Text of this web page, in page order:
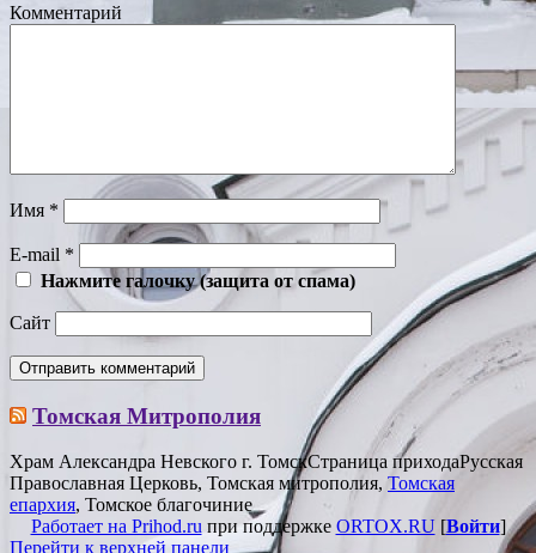
Комментарий
Имя *
E-mail *
Нажмите галочку (защита от спама)
Сайт
Томская Митрополия
Храм Александра Невского г. ТомскСтраница приходаРусская
Православная Церковь, Томская митрополия, Томская
епархия, Томское благочиние
Работает на Prihod.ru при поддержке ORTOX.RU[Войти]
Перейти к верхней панели